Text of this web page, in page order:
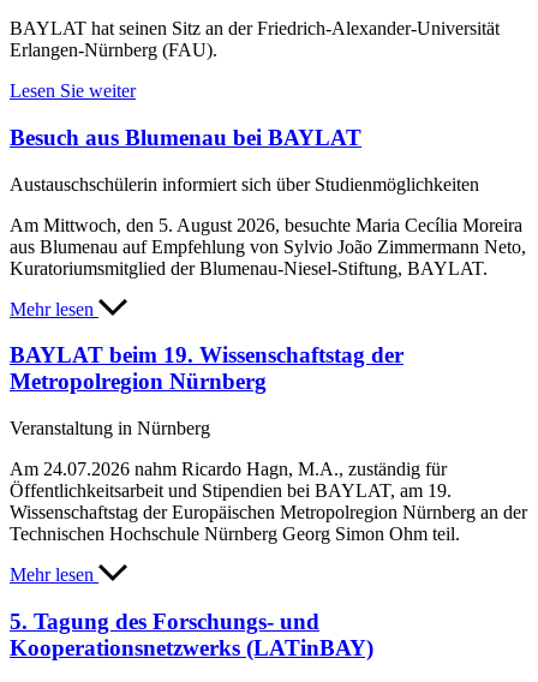
BAYLAT hat seinen Sitz an der Friedrich-Alexander-Universität
Erlangen-Nürnberg (FAU).
Lesen Sie weiter
Besuch aus Blumenau bei BAYLAT
Austauschschülerin informiert sich über Studienmöglichkeiten
Am Mittwoch, den 5. August 2026, besuchte Maria Cecília Moreira
aus Blumenau auf Empfehlung von Sylvio João Zimmermann Neto,
Kuratoriumsmitglied der Blumenau-Niesel-Stiftung, BAYLAT.
Mehr lesen
BAYLAT beim 19. Wissenschaftstag der
Metropolregion Nürnberg
Veranstaltung in Nürnberg
Am 24.07.2026 nahm Ricardo Hagn, M.A., zuständig für
Öffentlichkeitsarbeit und Stipendien bei BAYLAT, am 19.
Wissenschaftstag der Europäischen Metropolregion Nürnberg an der
Technischen Hochschule Nürnberg Georg Simon Ohm teil.
Mehr lesen
5. Tagung des Forschungs- und
Kooperationsnetzwerks (LATinBAY)